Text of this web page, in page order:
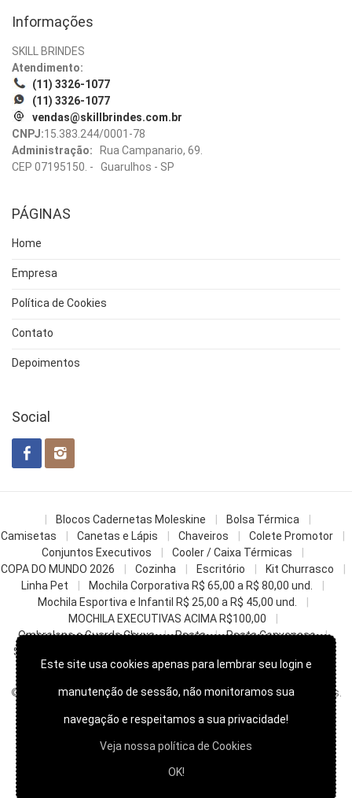
Informações
SKILL BRINDES
Atendimento:
(11) 3326-1077
(11) 3326-1077
vendas@skillbrindes.com.br
CNPJ:15.383.244/0001-78
Administração: Rua Campanario, 69.
CEP 07195150. - Guarulhos - SP
PÁGINAS
Home
Empresa
Política de Cookies
Contato
Depoimentos
Social
Blocos Cadernetas Moleskine
Bolsa Térmica
Camisetas
Canetas e Lápis Chaveiros
Colete Promotor
Conjuntos Executivos
Cooler / Caixa Térmicas
COPA DO MUNDO 2026
Cozinha Escritório
Kit Churrasco
Linha Pet
Mochila Corporativa R$ 65,00 a R$ 80,00 und.
Mochila Esportiva e Infantil R$ 25,00 a R$ 45,00 und.
MOCHILA EXECUTIVAS ACIMA R$100,00
Ombrelone e Guarda Chuva
Pasta
Pasta Convencao
Sacochila mochila saco
z- Datas Comemorativas
© 2022
Skill Brindes Promocionais -Todos os direitos reservados.
Este site usa cookies apenas para lembrar seu login e
manutenção de sessão, não monitoramos sua
navegação e respeitamos a sua privacidade!
Veja nossa política de Cookies
OK!